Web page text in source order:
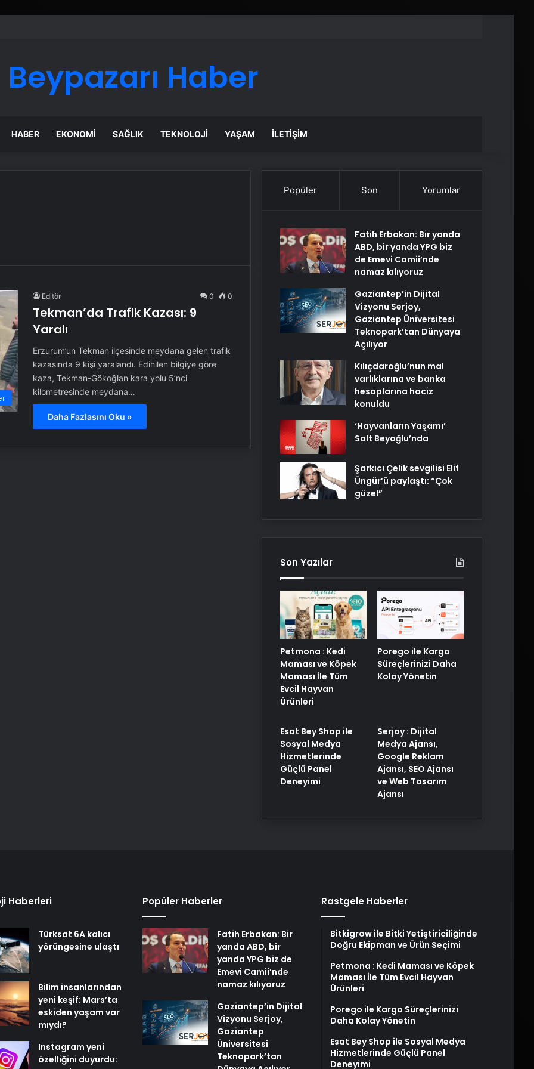
Beypazarı Haber
HABER EKONOMI SAĞLIK TEKNOLOJI YAŞAM İLETIŞIM
Editör 0 0
Tekman’da Trafik Kazası: 9
Yaralı
Erzurum’un Tekman ilçesinde meydana gelen trafik
kazasında 9 kişi yaralandı. Edinilen bilgiye göre
kaza, Tekman-Gökoğlan kara yolu 5’nci
kilometresinde meydana…
Daha Fazlasını Oku »
Popüler Son Yorumlar
Fatih Erbakan: Bir yanda
ABD, bir yanda YPG biz
de Emevi Camii’nde
namaz kılıyoruz
Gaziantep’in Dijital
Vizyonu Serjoy,
Gaziantep Üniversitesi
Teknopark’tan Dünyaya
Açılıyor
Kılıçdaroğlu’nun mal
varlıklarına ve banka
hesaplarına haciz
konuldu
‘Hayvanların Yaşamı’
Salt Beyoğlu’nda
Şarkıcı Çelik sevgilisi Elif
Üngür’ü paylaştı: “Çok
güzel”
Son Yazılar
Petmona : Kedi
Maması ve Köpek
Maması İle Tüm
Evcil Hayvan
Ürünleri
Porego ile Kargo
Süreçlerinizi Daha
Kolay Yönetin
Esat Bey Shop ile
Sosyal Medya
Hizmetlerinde
Güçlü Panel
Deneyimi
Serjoy : Dijital
Medya Ajansı,
Google Reklam
Ajansı, SEO Ajansı
ve Web Tasarım
Ajansı
Haberleri
Türksat 6A kalıcı
yörüngesine ulaştı
Bilim insanlarından
yeni keşif: Mars’ta
eskiden yaşam var
mıydı?
Instagram yeni
özelliğini duyurdu:
Popüler Haberler
Fatih Erbakan: Bir
yanda ABD, bir
yanda YPG biz de
Emevi Camii’nde
namaz kılıyoruz
Gaziantep’in Dijital
Vizyonu Serjoy,
Gaziantep
Üniversitesi
Teknopark’tan
Rastgele Haberler
Bitkigrow ile Bitki Yetiştiriciliğinde
Doğru Ekipman ve Ürün Seçimi
Petmona : Kedi Maması ve Köpek
Maması İle Tüm Evcil Hayvan
Ürünleri
Porego ile Kargo Süreçlerinizi
Daha Kolay Yönetin
Esat Bey Shop ile Sosyal Medya
Hizmetlerinde Güçlü Panel
Deneyimi